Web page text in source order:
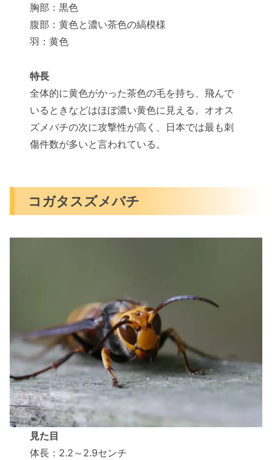
胸部：黒色
腹部：黄色と濃い茶色の縞模様
羽：黄色
特長
全体的に黄色がかった茶色の毛を持ち、飛んで
いるときなどはほぼ濃い黄色に見える。オオス
ズメバチの次に攻撃性が高く、日本では最も刺
傷件数が多いと言われている。
コガタスズメバチ
見た目
体長：2.2～2.9センチ